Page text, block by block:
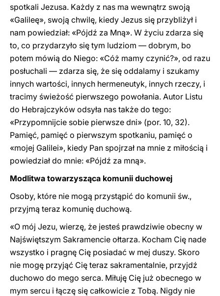
spotkali Jezusa. Każdy z nas ma wewnątrz swoją
«Galileę», swoją chwilę, kiedy Jezus się przybliżył i
nam powiedział: «Pójdź za Mną». W życiu zdarza się
to, co przydarzyło się tym ludziom — dobrym, bo
potem mówią do Niego: «Cóż mamy czynić?», od razu
posłuchali — zdarza się, że się oddalamy i szukamy
innych wartości, innych hermeneutyk, innych rzeczy, i
tracimy świeżość pierwszego powołania. Autor Listu
do Hebrajczyków odsyła nas także do tego:
«Przypomnijcie sobie pierwsze dni» (por. 10, 32).
Pamięć, pamięć o pierwszym spotkaniu, pamięć o
«mojej Galilei», kiedy Pan spojrzał na mnie z miłością i
powiedział do mnie: «Pójdź za mną».
Modlitwa towarzysząca komunii duchowej
Osoby, które nie mogą przystąpić do komunii św.,
przyjmą teraz komunię duchową.
«O mój Jezu, wierzę, że jesteś prawdziwie obecny w
Najświętszym Sakramencie ołtarza. Kocham Cię nade
wszystko i pragnę Cię posiadać w mej duszy. Skoro
nie mogę przyjąć Cię teraz sakramentalnie, przyjdź
duchowo do mego serca. Miłuję Cię już obecnego w
mym sercu i łączę się całkowicie z Tobą. Nigdy nie